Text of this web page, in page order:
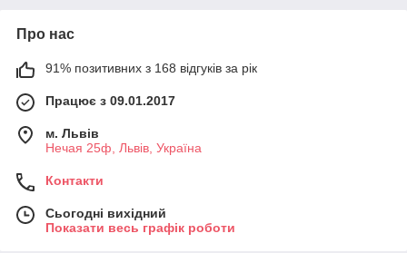
Про нас
91% позитивних з 168 відгуків за рік
Працює з 09.01.2017
м. Львів
Нечая 25ф, Львів, Україна
Контакти
Сьогодні вихідний
Показати весь графік роботи